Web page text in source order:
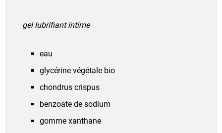
gel lubrifiant intime
eau
glycérine végétale bio
chondrus crispus
benzoate de sodium
gomme xanthane